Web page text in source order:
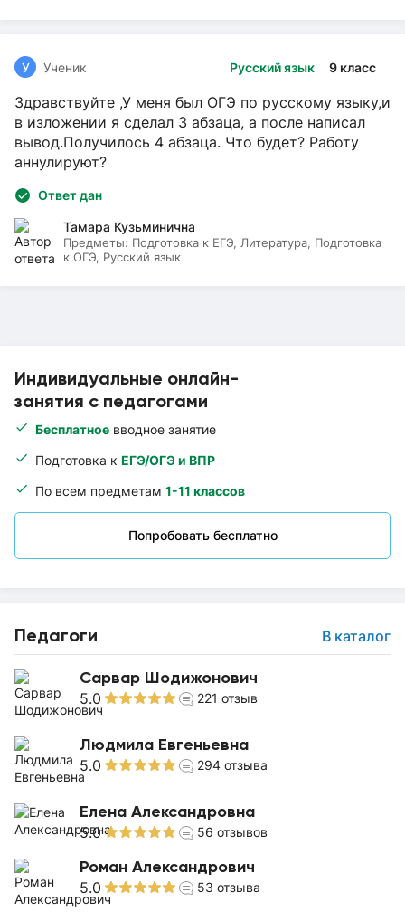
Индивидуальные онлайн-
занятия с педагогами
Бесплатное вводное занятие
Подготовка к ЕГЭ/ОГЭ и ВПР
По всем предметам 1-11 классов
Попробовать бесплатно
Педагоги В каталог
Сарвар Шодижонович
5.0 221 отзыв
Людмила Евгеньевна
5.0 294 отзыва
Елена Александровна
5.0 56 отзывов
Роман Александрович
5.0 53 отзыва
Русский язык 9 класс
У Ученик
Здравствуйте ,У меня был ОГЭ по русскому языку,и
в изложении я сделал 3 абзаца, а после написал
вывод.Получилось 4 абзаца. Что будет? Работу
аннулируют?
Ответ дан
Тамара Кузьминична
Предметы: Подготовка к ЕГЭ, Литература, Подготовка
к ОГЭ, Русский язык